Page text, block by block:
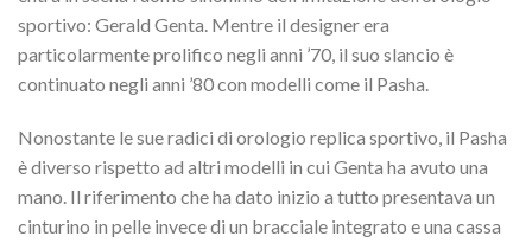
sportivo: Gerald Genta. Mentre il designer era
particolarmente prolifico negli anni ’70, il suo slancio è
continuato negli anni ’80 con modelli come il Pasha.
Nonostante le sue radici di orologio replica sportivo, il Pasha
è diverso rispetto ad altri modelli in cui Genta ha avuto una
mano. Il riferimento che ha dato inizio a tutto presentava un
cinturino in pelle invece di un bracciale integrato e una cassa